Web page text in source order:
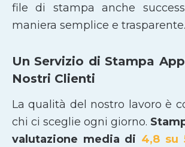
file di stampa anche
maniera semplice e trasparente.
Un Servizio di Stampa
Nostri Clienti
La qualità del nostro lavoro è
chi ci sceglie ogni giorno.
valutazione media di 4,8 su